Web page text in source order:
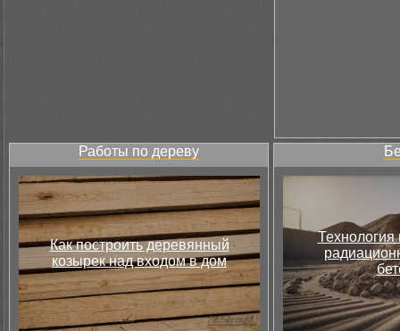
Работы по дереву
Как построить деревянный
козырек над входом в дом
Технология